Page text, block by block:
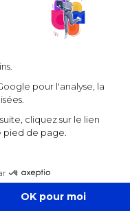
pour l'analyse, la
cliquez sur le lien
pied de page.
OK pour moi
de cabinets
dans le
il y a
très vite réalisé
la
nouvelles
clients, de
ainsi
leur simplifier la
proposons une
dans la vie